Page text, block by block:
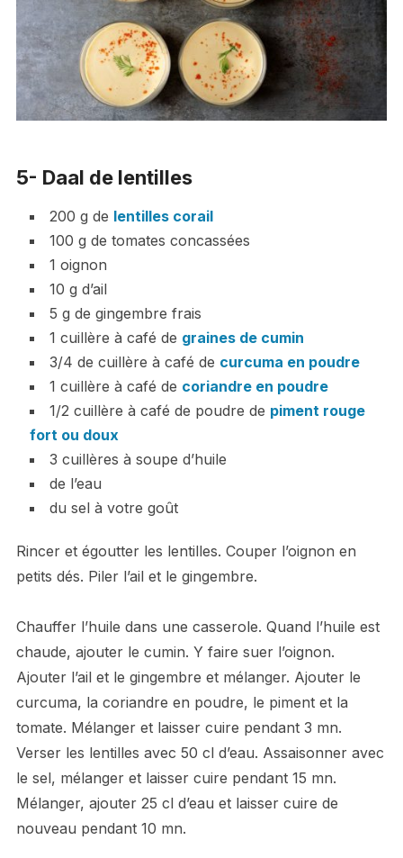
5- Daal de lentilles
200 g de lentilles corail
100 g de tomates concassées
1 oignon
10 g d’ail
5 g de gingembre frais
1 cuillère à café de graines de cumin
3/4 de cuillère à café de curcuma en poudre
1 cuillère à café de coriandre en poudre
1/2 cuillère à café de poudre de piment rouge
fort ou doux
3 cuillères à soupe d’huile
de l’eau
du sel à votre goût
Rincer et égoutter les lentilles. Couper l’oignon en
petits dés. Piler l’ail et le gingembre.
Chauffer l’huile dans une casserole. Quand l’huile est
chaude, ajouter le cumin. Y faire suer l’oignon.
Ajouter l’ail et le gingembre et mélanger. Ajouter le
curcuma, la coriandre en poudre, le piment et la
tomate. Mélanger et laisser cuire pendant 3 mn.
Verser les lentilles avec 50 cl d’eau. Assaisonner avec
le sel, mélanger et laisser cuire pendant 15 mn.
Mélanger, ajouter 25 cl d’eau et laisser cuire de
nouveau pendant 10 mn.